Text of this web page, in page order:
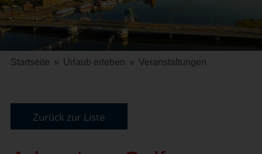
Startseite » Urlaub erleben » Veranstaltungen
Zurück zur Liste